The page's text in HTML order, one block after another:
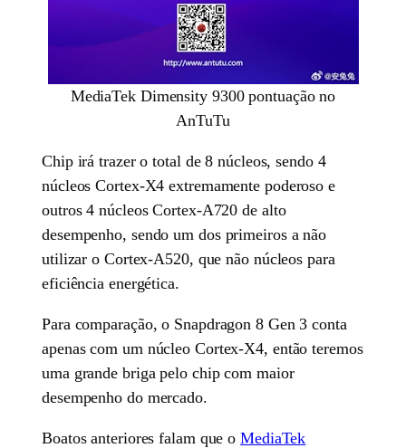
MediaTek Dimensity 9300 pontuação no
AnTuTu
Chip irá trazer o total de 8 núcleos, sendo 4
núcleos Cortex-X4 extremamente poderoso e
outros 4 núcleos Cortex-A720 de alto
desempenho, sendo um dos primeiros a não
utilizar o Cortex-A520, que não núcleos para
eficiência energética.
Para comparação, o Snapdragon 8 Gen 3 conta
apenas com um núcleo Cortex-X4, então teremos
uma grande briga pelo chip com maior
desempenho do mercado.
Boatos anteriores falam que oMediaTek